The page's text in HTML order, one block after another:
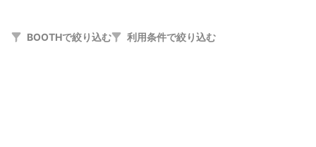
BOOTHで絞り込む 利用条件で絞り込む